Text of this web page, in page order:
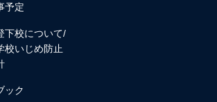
予定
下校について/
校いじめ防止
ック